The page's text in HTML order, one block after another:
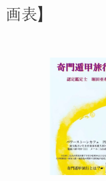
画表】